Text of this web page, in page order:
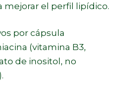
mejorar el perfil lipídico.
por cápsula
(vitamina B3,
de inositol, no